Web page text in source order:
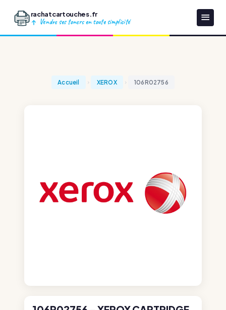
rachatcartouches.fr
Vendre ses toners en toute simplicité
Accueil XEROX 106R02756